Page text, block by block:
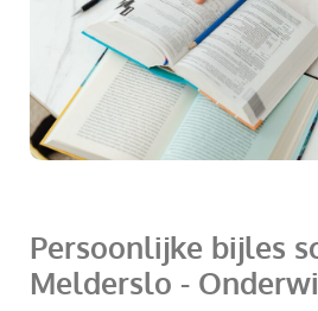
Persoonlijke bijles
Melderslo -